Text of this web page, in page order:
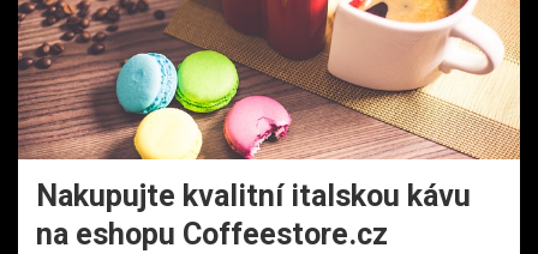
Nakupujte kvalitní italskou kávu
na eshopu Coffeestore.cz